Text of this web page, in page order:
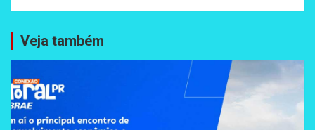
Veja também